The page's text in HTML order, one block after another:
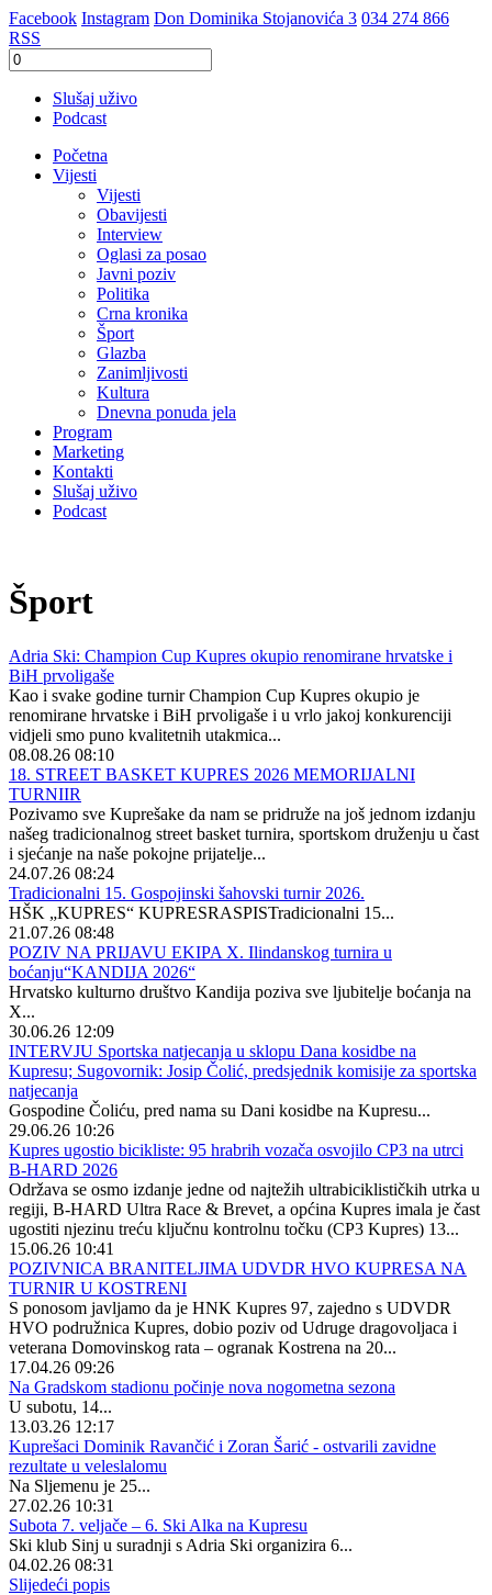
Facebook Instagram Don Dominika Stojanovića 3 034 274 866
RSS
Slušaj uživo
Podcast
Početna
Vijesti
Vijesti
Obavijesti
Interview
Oglasi za posao
Javni poziv
Politika
Crna kronika
Šport
Glazba
Zanimljivosti
Kultura
Dnevna ponuda jela
Program
Marketing
Kontakti
Slušaj uživo
Podcast
Šport
Adria Ski: Champion Cup Kupres okupio renomirane hrvatske i
BiH prvoligaše
Kao i svake godine turnir Champion Cup Kupres okupio je
renomirane hrvatske i BiH prvoligaše i u vrlo jakoj konkurenciji
vidjeli smo puno kvalitetnih utakmica...
08.08.26 08:10
18. STREET BASKET KUPRES 2026 MEMORIJALNI
TURNIIR
Pozivamo sve Kuprešake da nam se pridruže na još jednom izdanju
našeg tradicionalnog street basket turnira, sportskom druženju u čast
i sjećanje na naše pokojne prijatelje...
24.07.26 08:24
Tradicionalni 15. Gospojinski šahovski turnir 2026.
HŠK „KUPRES“ KUPRESRASPISTradicionalni 15...
21.07.26 08:48
POZIV NA PRIJAVU EKIPA X. Ilindanskog turnira u
boćanju“KANDIJA 2026“
Hrvatsko kulturno društvo Kandija poziva sve ljubitelje boćanja na
X...
30.06.26 12:09
INTERVJU Sportska natjecanja u sklopu Dana kosidbe na
Kupresu; Sugovornik: Josip Čolić, predsjednik komisije za sportska
natjecanja
Gospodine Čoliću, pred nama su Dani kosidbe na Kupresu...
29.06.26 10:26
Kupres ugostio bicikliste: 95 hrabrih vozača osvojilo CP3 na utrci
B-HARD 2026
Održava se osmo izdanje jedne od najtežih ultrabiciklističkih utrka u
regiji, B-HARD Ultra Race & Brevet, a općina Kupres imala je čast
ugostiti njezinu treću ključnu kontrolnu točku (CP3 Kupres) 13...
15.06.26 10:41
POZIVNICA BRANITELJIMA UDVDR HVO KUPRESA NA
TURNIR U KOSTRENI
S ponosom javljamo da je HNK Kupres 97, zajedno s UDVDR
HVO podružnica Kupres, dobio poziv od Udruge dragovoljaca i
veterana Domovinskog rata – ogranak Kostrena na 20...
17.04.26 09:26
Na Gradskom stadionu počinje nova nogometna sezona
U subotu, 14...
13.03.26 12:17
Kuprešaci Dominik Ravančić i Zoran Šarić - ostvarili zavidne
rezultate u veleslalomu
Na Sljemenu je 25...
27.02.26 10:31
Subota 7. veljače – 6. Ski Alka na Kupresu
Ski klub Sinj u suradnji s Adria Ski organizira 6...
04.02.26 08:31
Slijedeći popis